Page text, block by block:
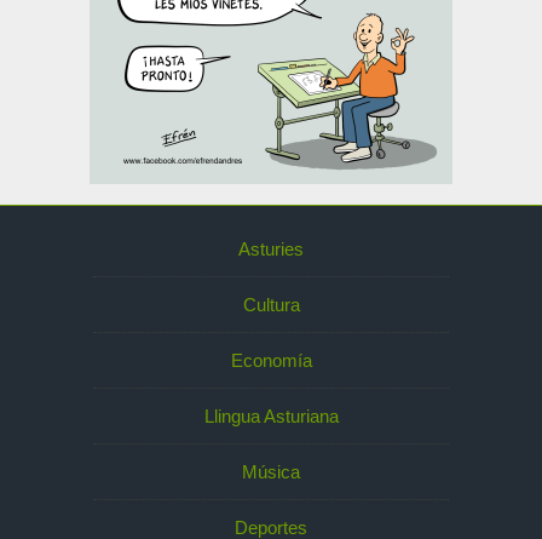
Asturies
Cultura
Economía
Llingua Asturiana
Música
Deportes